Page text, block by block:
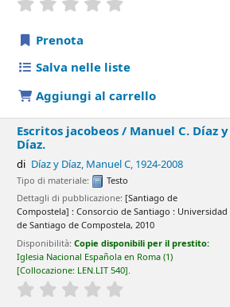
Prenota
Salva nelle liste
Aggiungi al carrello
Escritos jacobeos / Manuel C. Díaz y
Díaz.
di Díaz y Díaz, Manuel C, 1924-2008
Tipo di materiale:
Testo
Dettagli di pubblicazione:[Santiago de
Compostela] : Consorcio de Santiago : Universidad
de Santiago de Compostela,2010
Disponibilità:Copie disponibili per il prestito:
Iglesia Nacional Española en Roma (1)
Collocazione: LEN.LIT 540 .
star rating